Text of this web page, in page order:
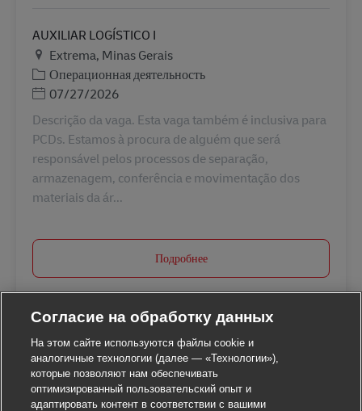
AUXILIAR LOGÍSTICO I
Местоположение
Extrema, Minas Gerais
Категория
Операционная деятельность
Дата публикации
07/27/2026
Descrição da vaga. Esta vaga também é inclusiva para
PCDs. Estamos à procura de alguém que será
responsável pelos processos de separação,
armazenagem, conferência e movimentação dos
materiais da ár...
Подробнее
Согласие на обработку данных
На этом сайте используются файлы cookie и
аналогичные технологии (далее — «Технологии»),
которые позволяют нам обеспечивать
оптимизированный пользовательский опыт и
адаптировать контент в соответствии с вашими